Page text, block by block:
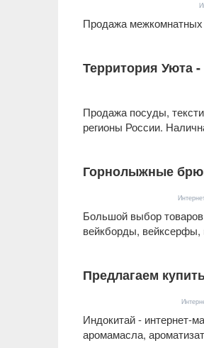
Продажа
Территория Уюта
Продажа посуды,
регионы России.
Горнолыжные
Большой выбор
вейкборды,
Предлагаем
Индокитай - интернет-
аромамасла,